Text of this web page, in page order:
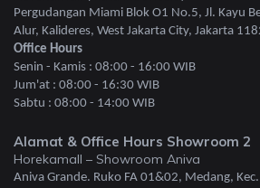
Pergudangan Miami Blok O1 No.5, Jl. Kayu
Alur, Kalideres, West Jakarta City, Jakarta
Office Hours
Senin - Kamis : 08:00 - 16:00 WIB
Jum'at : 08:00 - 16:30 WIB
Sabtu : 08:00 - 14:00 WIB
Alamat & Office Hours Showroom 2
Horekamall – Showroom Aniva
Aniva Grande. Ruko FA 01&02, Medang,